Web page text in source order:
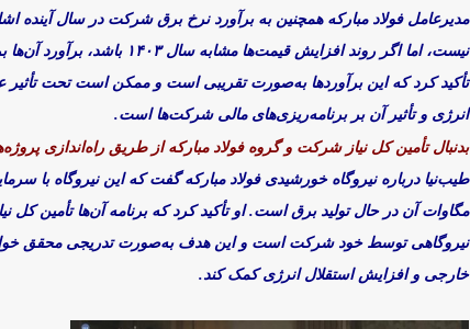
مدیرعامل فولاد مبارکه همچنین به برآورد نرخ برق شرکت در سال آینده
تأکید کرد که این برآوردها به‌صورت تقریبی است و ممکن است تحت تأثیر
انرژی و تأثیر آن بر برنامه‌ریزی‌های مالی شرکت‌ها است.
بدنبال تأمین کل نیاز شرکت و گروه فولاد مبارکه از طریق راه‌اندازی
مگاوات آن در حال تولید برق است. او تأکید کرد که برنامه آن‌ها تأمین کل
نیروگاهی توسط خود شرکت است و این هدف به‌صورت تدریجی محقق
خارجی و افزایش استقلال انرژی کمک کند.